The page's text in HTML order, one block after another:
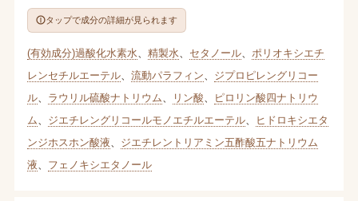
タップで成分の詳細が見られます
(有効成分)過酸化水素水 精製水 セタノール、 ポリオキシエチ
レンセチルエーテル、 流動パラフィン
ジプロピレングリコー
ル、 ラウリル硫酸ナトリウム リン酸
ピロリン酸四ナトリウ
ム
ジエチレングリコールモノエチルエーテル、
ヒドロキシエタ
ンジホスホン酸液
ジエチレントリアミン五酢酸五ナトリウム
液
フェノキシエタノール